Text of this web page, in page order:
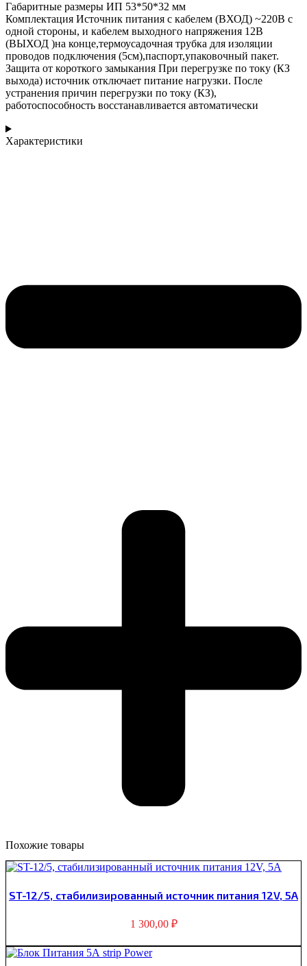
Габаритные размеры ИП 53*50*32 мм
Комплектация Источник питания с кабелем (ВХОД) ~220В с
одной стороны, и кабелем выходного напряжения 12В
(ВЫХОД )на конце,термоусадочная трубка для изоляции
проводов подключения (5см),паспорт,упаковочный пакет.
Защита от короткого замыкания При перегрузке по току (КЗ
выхода) источник отключает питание нагрузки. После
устранения причин перегрузки по току (КЗ),
работоспособность восстанавливается автоматически
Характеристики
Похожие товары
ST-12/5, стабилизированный источник питания 12V, 5A
1 300,00 ₽